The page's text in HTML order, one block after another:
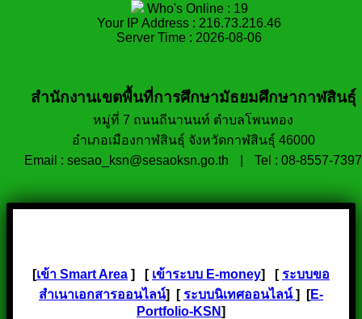
Who's Online : 19
Your IP Address : 216.73.216.46
Server Time : 2026-08-06
สำนักงานเขตพื้นที่การศึกษามัธยมศึกษากาฬสินธุ์
หมู่ที่ 7 ถนนถีนานนท์ ตำบลโพนทอง
อำเภอเมืองกาฬสินธุ์ จังหวัดกาฬสินธุ์ 46000
Email : sesao_ksn@sesaoksn.go.th
Tel : 08-8557-7397
[เข้า Smart Area ] [ เข้าระบบ E-money] [ระบบขอ
สำเนาเอกสารออนไลน์] [ระบบนิเทศออนไลน์] [E-
Portfolio-KSN]